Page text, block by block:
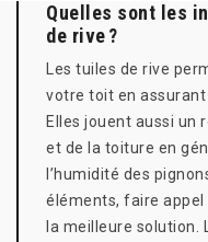
Quelles sont les
de rive ?
Les tuiles de rive
votre toit en
Elles jouent aussi un
et de la toiture en
l’humidité des
éléments, faire
la meilleure